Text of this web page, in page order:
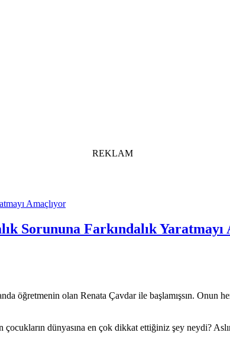
REKLAM
Amaçlıyor
Sorununa Farkındalık Yaratmayı
öğretmenin olan Renata Çavdar ile başlamışsın. Onun
dünyasına en çok dikkat ettiğiniz şey neydi?